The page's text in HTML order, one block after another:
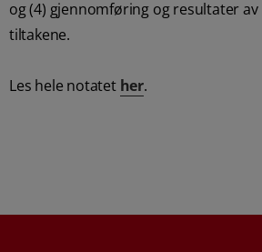
og (4) gjennomføring og resultater
tiltakene.
Les hele notatet her.